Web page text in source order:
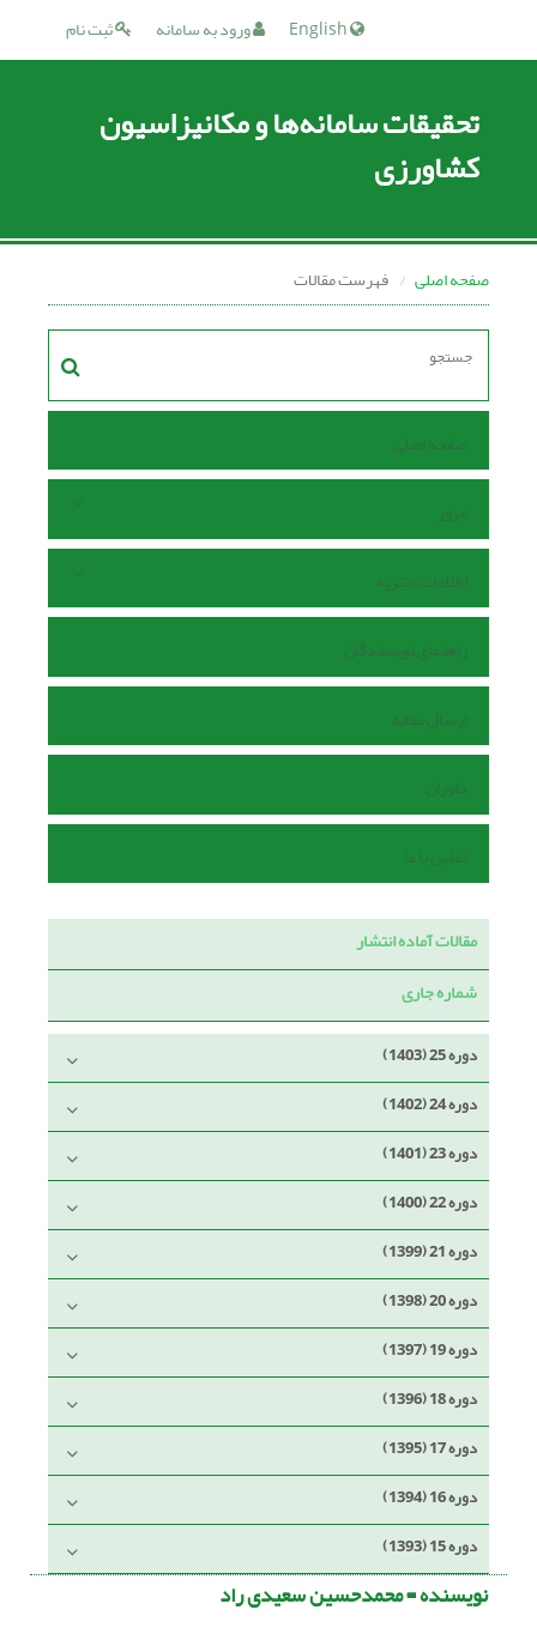
ثبت نام ورود به سامانه
تحقیقات سامانه‌ها و مکانیزاسیون
کشاورزی
صفحه اصلی فهرست مقالات
صفحه اصلی
مرور
اطلاعات نشریه
راهنمای نویسندگان
ارسال مقاله
داوران
تماس با ما
مقالات آماده انتشار
شماره جاری
دوره 25 (1403)
دوره 24 (1402)
دوره 23 (1401)
دوره 22 (1400)
دوره 21 (1399)
دوره 20 (1398)
دوره 19 (1397)
دوره 18 (1396)
دوره 17 (1395)
دوره 16 (1394)
دوره 15 (1393)
نویسنده =محمدحسین سعیدی راد